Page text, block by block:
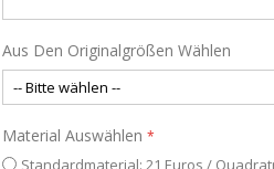
Aus Den Originalgrößen Wählen
Material Auswählen
Standardmaterial: 21 Euros /